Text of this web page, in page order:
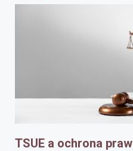
TSUE a ochrona praw